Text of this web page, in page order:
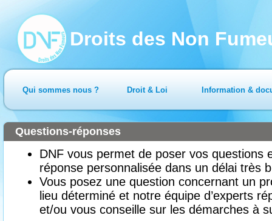
Droits des Non
Qui sommes nous ? Droit & Loi Information &
DNF vous permet de poser vos questions
réponse personnalisée dans un délai très
Vous posez une question concernant un
lieu déterminé et notre équipe d’experts
et/ou vous conseille sur les démarches à
Questions-réponses